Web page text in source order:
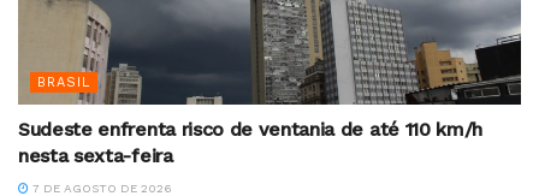
BRASIL
Sudeste enfrenta risco de ventania de até 110 km/h
nesta sexta-feira
7 DE AGOSTO DE 2026